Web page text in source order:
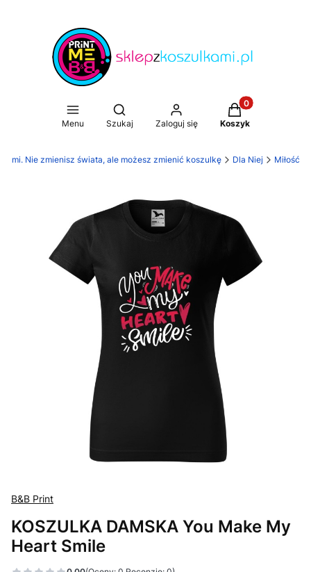
Menu
Otwórz wyszukiwarkę
Szukaj Zaloguj się
Produkty w
Koszyk
Nie zmienisz świata, ale możesz zmienić koszulkę Dla Niej Miłość
B&B Print
KOSZULKA DAMSKA You Make My
Heart Smile